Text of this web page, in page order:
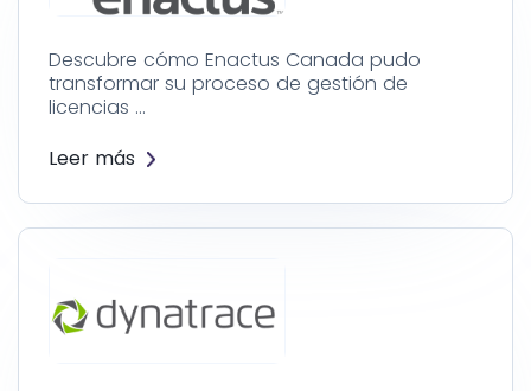
Descubre cómo Enactus Canada pudo
transformar su proceso de gestión de
licencias …
Leer más